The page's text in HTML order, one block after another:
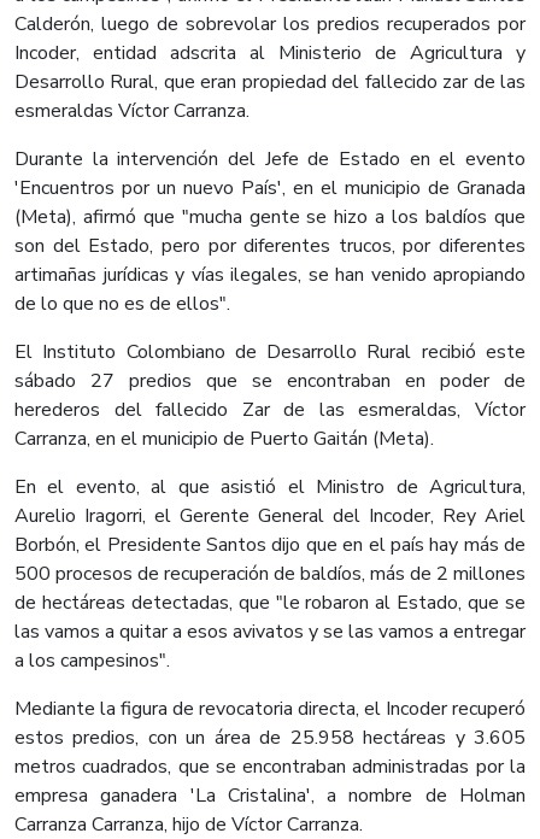
Calderón, luego de sobrevolar los predios recuperados por
Incoder, entidad adscrita al Ministerio de Agricultura y
Desarrollo Rural, que eran propiedad del fallecido zar de las
esmeraldas Víctor Carranza.
Durante la intervención del Jefe de Estado en el evento
'Encuentros por un nuevo País', en el municipio de Granada
(Meta), afirmó que "mucha gente se hizo a los baldíos que
son del Estado, pero por diferentes trucos, por diferentes
artimañas jurídicas y vías ilegales, se han venido apropiando
de lo que no es de ellos".
El Instituto Colombiano de Desarrollo Rural recibió este
sábado 27 predios que se encontraban en poder de
herederos del fallecido Zar de las esmeraldas, Víctor
Carranza, en el municipio de Puerto Gaitán (Meta).
En el evento, al que asistió el Ministro de Agricultura,
Aurelio Iragorri, el Gerente General del Incoder, Rey Ariel
Borbón, el Presidente Santos dijo que en el país hay más de
500 procesos de recuperación de baldíos, más de 2 millones
de hectáreas detectadas, que "le robaron al Estado, que se
las vamos a quitar a esos avivatos y se las vamos a entregar
a los campesinos".
Mediante la figura de revocatoria directa, el Incoder recuperó
estos predios, con un área de 25.958 hectáreas y 3.605
metros cuadrados, que se encontraban administradas por la
empresa ganadera 'La Cristalina', a nombre de Holman
Carranza Carranza, hijo de Víctor Carranza.